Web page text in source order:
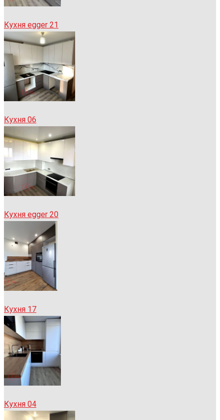
Кухня egger 21
Кухня 06
Кухня egger 20
Кухня 17
Кухня 04